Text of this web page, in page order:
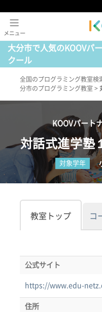
大分市で人気のKOOVパ
クール
全国のプログラミング教室検
分市のプログラミング教室 >
KOOVパート
対話式進学塾
対象学年
教室トップ コ
公式サイト
https://www.edu-
住所